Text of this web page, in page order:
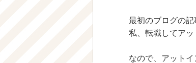
最初のブログの
私、転職してアッ
なので、アットイ